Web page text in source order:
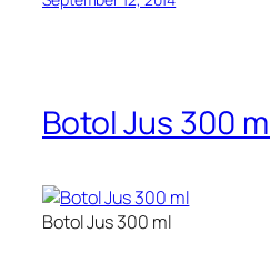
Botol Jus 300
Botol Jus 300 ml